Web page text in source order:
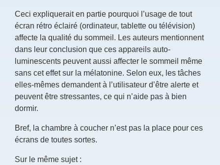
Ceci expliquerait en partie pourquoi l’usage de tout
écran rétro éclairé (ordinateur, tablette ou télévision)
affecte la qualité du sommeil. Les auteurs mentionnent
dans leur conclusion que ces appareils auto-
luminescents peuvent aussi affecter le sommeil même
sans cet effet sur la mélatonine. Selon eux, les tâches
elles-mêmes demandent à l’utilisateur d’être alerte et
peuvent être stressantes, ce qui n’aide pas à bien
dormir.
Bref, la chambre à coucher n’est pas la place pour ces
écrans de toutes sortes.
Sur le même sujet :